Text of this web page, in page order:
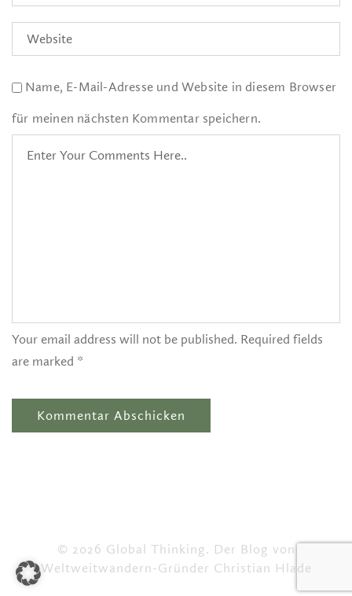
Name, E-Mail-Adresse und Website in diesem Browser
für meinen nächsten Kommentar speichern.
Your email address will not be published. Required fields
are marked *
© 2026 Global Thinking. Der Blog von
Weltweitwandern-Gründer Christian Hlade